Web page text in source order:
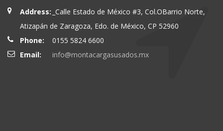
Address: _Calle Estado de México #3, Col.OBarrio Norte,
Atizapán de Zaragoza, Edo. de México, CP 52960
Phone:
0155 5824 6600
Email:
info@montacargasusados.mx